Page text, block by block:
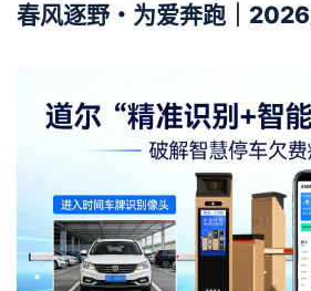
春风逐野・为爱奔跑｜